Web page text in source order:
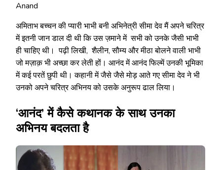
Anand
अमिताभ बच्चन की प्यारी भाभी बनी अभिनेत्री सीमा देव मैं अपने चरित्र
में इतनी जान डाल दी थी कि उस ज़माने में सभी को उनके जैसी भाभी
ही चाहिए थी। पढ़ी लिखी, शैलीन, सौम्य और मीठा बोलने वाली भाभी
जो मज़ाक़ भी अच्छा कर लेती हों। आनंद में आनंद फिल्में उनकी भूमिका
में कई परतें छुपी थी। कहानी में जैसे जैसे मोड़ आते गए सीमा देव ने भी
उनको अपने चरित्र अभिनय को उसके अनुरूप ढाल लिया।
‘आनंद’ में कैसे कथानक के साथ उनका
अभिनय बदलता है